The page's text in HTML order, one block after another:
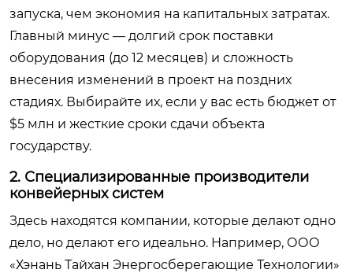
запуска, чем экономия на капитальных затратах.
Главный минус — долгий срок поставки
оборудования (до 12 месяцев) и сложность
внесения изменений в проект на поздних
стадиях. Выбирайте их, если у вас есть бюджет от
$5 млн и жесткие сроки сдачи объекта
государству.
2. Специализированные производители
конвейерных систем
Здесь находятся компании, которые делают одно
дело, но делают его идеально. Например, ООО
«Хэнань Тайхан Энергосберегающие Технологии»